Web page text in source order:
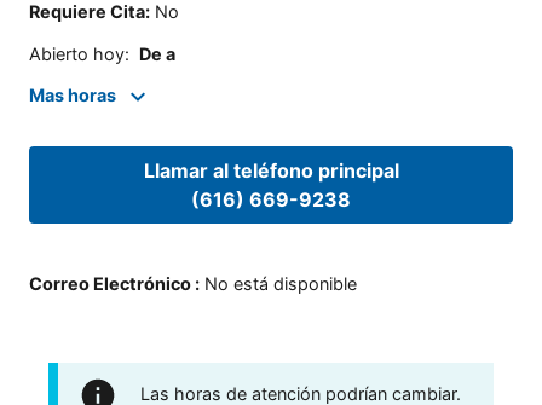
Requiere Cita: No
Abierto hoy: De a
Mas horas
Llamar al teléfono principal
(616) 669-9238
Correo Electrónico : No está disponible
Las horas de atención podrían cambiar.